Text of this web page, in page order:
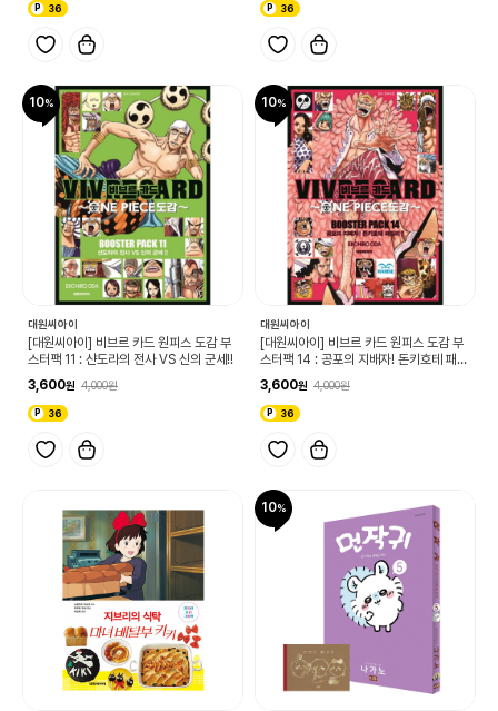
36 36
10
대원씨아이
[대원씨아이] 비브르 카드 원피스 도감 부
스터팩 11 : 샨도라의 전사 VS 신의 군세!!
3,600
4,000
36
10
대원씨아이
[대원씨아이] 비브르 카드 원피스 도감 부
스터팩 14 : 공포의 지배자! 돈키호테 패밀
3,600 4,000
36
10